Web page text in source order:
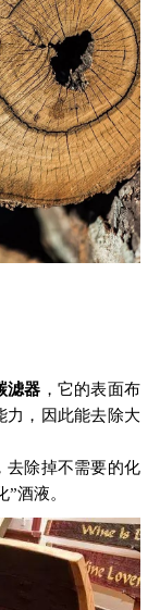
滤器 ，它的表面布
力，因此能去除大
去除掉不需要的化
酒液。